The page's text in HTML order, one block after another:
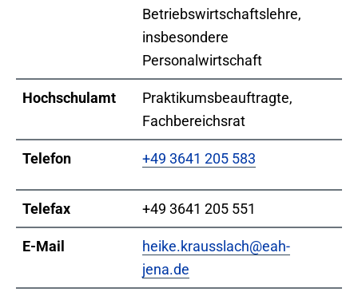
Betriebswirtschaftslehre,
insbesondere
Personalwirtschaft
Hochschulamt
Praktikumsbeauftragte,
Fachbereichsrat
Telefon +49 3641 205 583
Telefax +49 3641 205 551
E-Mail
heike.krausslach@eah-
jena.de